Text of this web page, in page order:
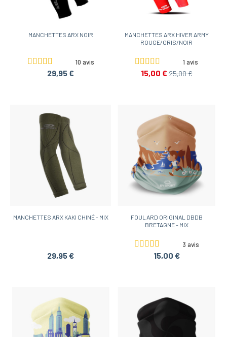
MANCHETTES ARX NOIR
10 avis
29,95 €
MANCHETTES ARX HIVER ARMY
ROUGE/GRIS/NOIR
1 avis
15,00 €25,00 €
MANCHETTES ARX KAKI CHINÉ - MIX
29,95 €
FOULARD ORIGINAL DBDB
BRETAGNE - MIX
3 avis
15,00 €